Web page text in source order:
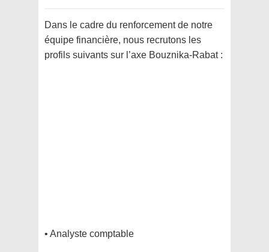
Dans le cadre du renforcement de notre
équipe financière, nous recrutons les
profils suivants sur l’axe Bouznika-Rabat :
• Analyste comptable